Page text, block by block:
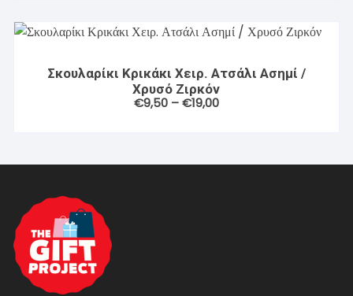
Σκουλαρίκι Κρικάκι Χειρ. Ατσάλι Ασημί /
Χρυσό Ζιρκόν
€9,50 –€19,00Price